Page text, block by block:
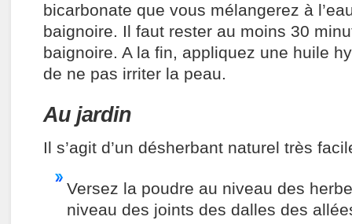
bicarbonate que vous mélangerez à
baignoire. Il faut rester au moins 30
baignoire. A la fin, appliquez une huile
de ne pas irriter la peau.
Au jardin
Il s’agit d’un désherbant naturel très
Versez la poudre au niveau des
niveau des joints des dalles des